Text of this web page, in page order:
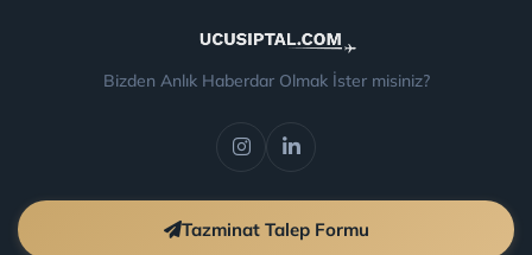
Bizden Anlık Haberdar Olmak İster misiniz?
Tazminat Talep Formu